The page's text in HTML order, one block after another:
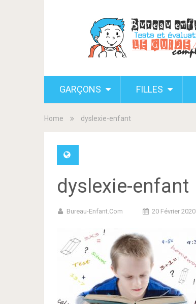
GARÇONS FILLES
Home dyslexie-enfant
dyslexie-enfant
Bureau-Enfant.com 20 Février 2020